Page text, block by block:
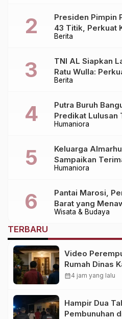
Berita
Presiden Pimpin
43 Titik, Perkuat
Nasional
Berita
TNI AL Siapkan
Ratu Wulla:
Daerah!
Humaniora
Putra Buruh
Predikat Lulusan
Humaniora
Keluarga
Sampaikan
Berbagai Pihak
Wisata & Budaya
Pantai Marosi,
Barat yang
Alami
TERBARU
Video
Rumah Dinas
Kembali Viral,
calendar_month4 jam yang lalu
Hampir Dua
Pembunuhan